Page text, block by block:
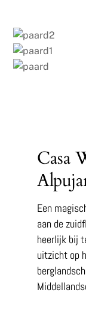
Casa
Een
aan de
heerlijk bij
uitzicht op